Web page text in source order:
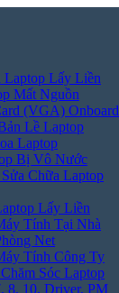
Laptop Lấy Liền
Mất Nguồn
(VGA) Onboard
Lề Laptop
Laptop
Bị Vô Nước
Chữa Laptop
Lấy Liền
Tính Tại Nhà
Net
Tính Công Ty
Sóc Laptop
8, 10, Driver, PM